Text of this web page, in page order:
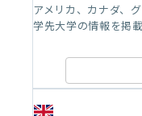
アメリカ、カナダ、
学先大学の情報を掲載